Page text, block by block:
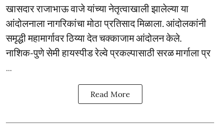
खासदार राजाभाऊ वाजे यांच्या नेतृत्वाखाली झालेल्या या
आंदोलनाला नागरिकांचा मोठा प्रतिसाद मिळाला. आंदोलकांनी
समृद्धी महामार्गावर ठिय्या देत चक्काजाम आंदोलन केले.
नाशिक-पुणे सेमी हायस्पीड रेल्वे प्रकल्पासाठी सरळ मार्गाला प्र
...
Read More